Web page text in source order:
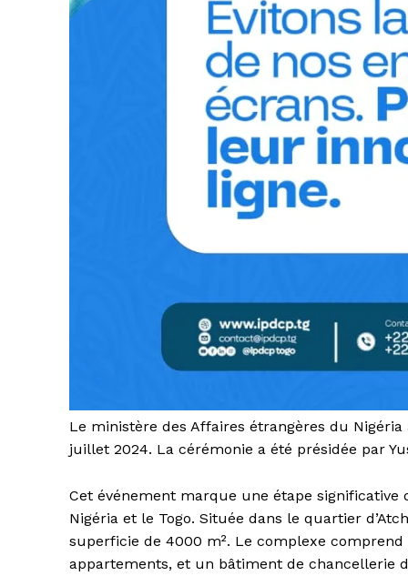
Le ministère des Affaires étrangères du
juillet 2024. La cérémonie a été présidée par
Cet événement marque une étape
Nigéria et le Togo. Située dans le quartier
superficie de 4000 m². Le complexe
appartements, et un bâtiment de chancellerie